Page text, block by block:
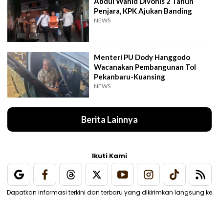
Penjara, KPK Ajukan Banding
NEWS
Menteri PU Dody Hanggodo
Wacanakan Pembangunan Tol
Pekanbaru-Kuansing
NEWS
Berita Lainnya
Ikuti Kami
Dapatkan informasi terkini dan terbaru yang dikirimkan langsung ke